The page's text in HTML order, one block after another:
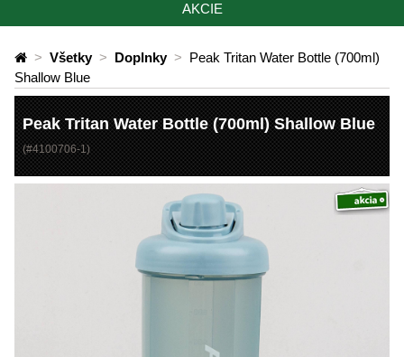
AKCIE
> Všetky > Doplnky > Peak Tritan Water Bottle (700ml)
Shallow Blue
Peak Tritan Water Bottle (700ml) Shallow Blue
(#4100706-1)